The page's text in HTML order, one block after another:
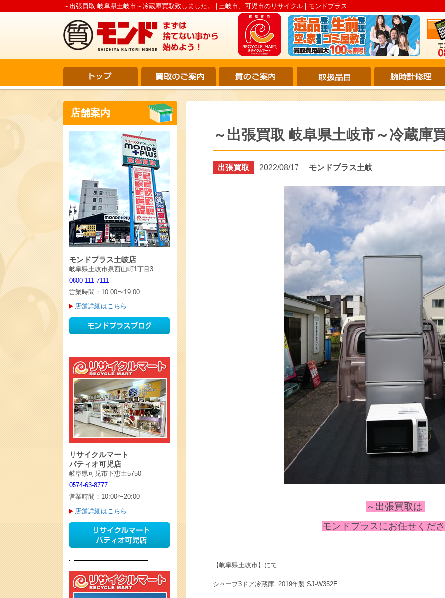
～出張買取 岐阜県土岐市～冷蔵庫買取致しました。 | 土岐市、可児市のリサイクル | モンドプラス
～出張買取 岐阜県土岐市～冷蔵庫
出張買取 2022/08/17 モンドプラス土岐
～出張買取は
モンドプラスにお任せくだ
【岐阜県土岐市】にて
シャープ3ドア冷蔵庫 2019年製 SJ-W352E
店舗案内
モンドプラス土岐店
岐阜県土岐市泉西山町1丁目3
0800-111-7111
営業時間：10:00〜19:00
店舗詳細はこちら
リサイクルマート
パティオ可児店
岐阜県可児市下恵土5750
0574-63-8777
営業時間：10:00〜20:00
店舗詳細はこちら